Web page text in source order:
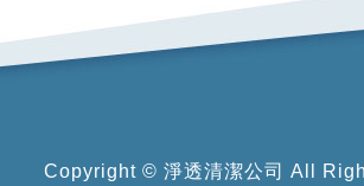
Copyright © 淨透清潔公司 All